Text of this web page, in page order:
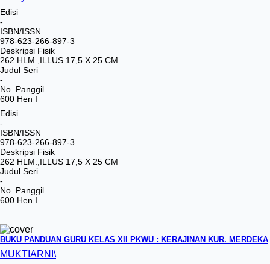
Edisi
-
ISBN/ISSN
978-623-266-897-3
Deskripsi Fisik
262 HLM.,ILLUS 17,5 X 25 CM
Judul Seri
-
No. Panggil
600 Hen I
Edisi
-
ISBN/ISSN
978-623-266-897-3
Deskripsi Fisik
262 HLM.,ILLUS 17,5 X 25 CM
Judul Seri
-
No. Panggil
600 Hen I
BUKU PANDUAN GURU KELAS XII PKWU : KERAJINAN KUR. MERDEKA
MUKTIARNI\